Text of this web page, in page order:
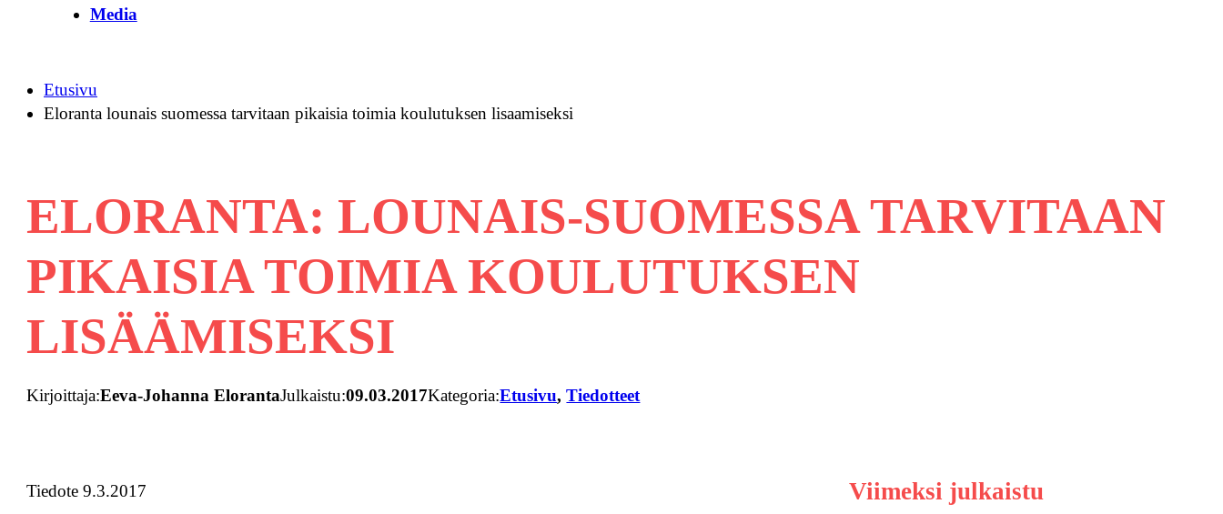
Media
Etusivu
Eloranta lounais suomessa tarvitaan pikaisia toimia koulutuksen lisaamiseksi
ELORANTA: LOUNAIS-SUOMESSA TARVITAAN
PIKAISIA TOIMIA KOULUTUKSEN
LISÄÄMISEKSI
Kirjoittaja:Eeva-Johanna ElorantaJulkaistu:09.03.2017Kategoria:Etusivu, Tiedotteet
Tiedote 9.3.2017 Viimeksi julkaistu